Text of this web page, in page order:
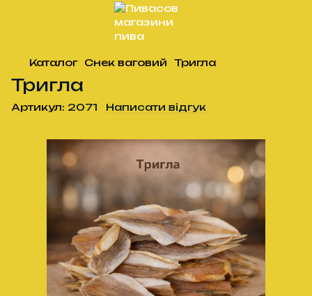
Каталог Снек ваговий Тригла
Тригла
Артикул: 2071 Написати відгук